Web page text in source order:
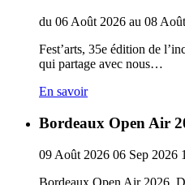
du 06 Août 2026 au 08 Août
Fest’arts, 35e édition de
qui partage avec nous…
En savoir
Bordeaux Open Air
09 Août 2026 06 Sep 2026
Bordeaux Open Air 2026.